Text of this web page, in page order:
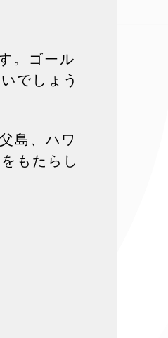
。ゴール
でしょう
島、ハワ
もたらし